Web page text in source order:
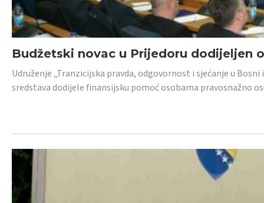
Budžetski novac u Prijedoru dodijeljen
Udruženje „Tranzicijska pravda, odgovornost i sjećanje u
sredstava dodijele finansijsku pomoć osobama pravosnažno